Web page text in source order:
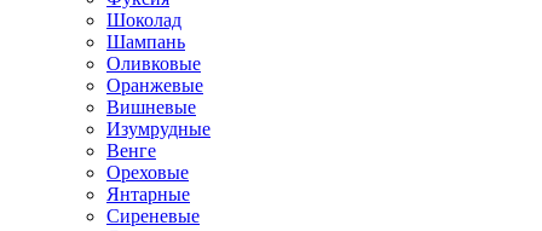
Шоколад
Шампань
Оливковые
Оранжевые
Вишневые
Изумрудные
Венге
Ореховые
Янтарные
Сиреневые